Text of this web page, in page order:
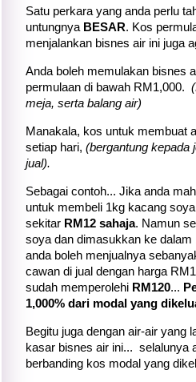
Satu perkara yang anda perlu
untungnya BESAR. Kos
menjalankan bisnes air ini juga
Anda boleh memulakan bisnes
permulaan di bawah RM1,000.
meja, serta balang air)
Manakala, kos untuk membuat
setiap hari, (bergantung kepada
jual).
Sebagai contoh... Jika anda
untuk membeli 1kg kacang
sekitar RM12 sahaja. Namun
soya dan dimasukkan ke dalam
anda boleh menjualnya
cawan di jual dengan harga
sudah memperolehi RM120...
1,000% dari modal yang
Begitu juga dengan air-air yang
kasar bisnes air ini... selalunya
berbanding kos modal yang